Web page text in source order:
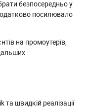
безпосередньо у
посилювало
на промоутерів,
швидкій реалізації